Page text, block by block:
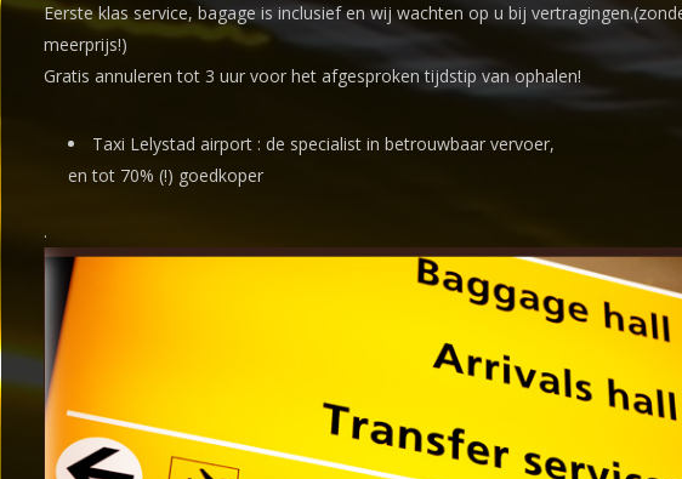
Eerste klas service, bagage is inclusief en wij wachten op u bij
meerprijs!)
Gratis annuleren tot 3 uur voor het afgesproken tijdstip van ophalen!
Taxi Lelystad airport : de specialist in betrouwbaar vervoer,
entot 70% (!) goedkoper
.